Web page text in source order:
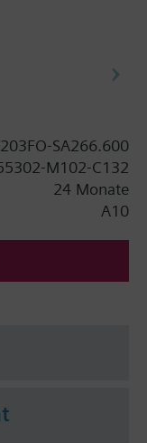
SA266.600
M102-C132
24 Monate
A10